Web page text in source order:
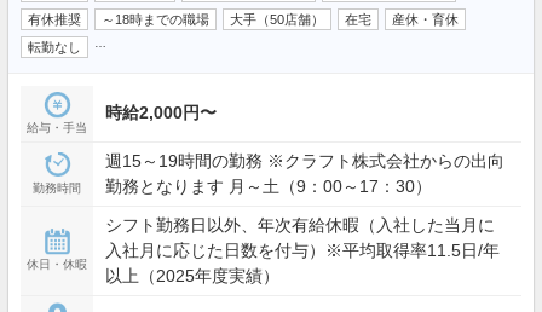
有休推奨
～18時までの職場 大手（50店舗） 在宅
産休・育休
転勤なし
給与・手当
時給2,000円〜
勤務時間
週15～19時間の勤務 ※クラフト株式会社からの出向
勤務となります 月～土（9：00～17：30）
休日・休暇
シフト勤務日以外、年次有給休暇（入社した当月に
入社月に応じた日数を付与）※平均取得率11.5日/年
以上（2025年度実績）